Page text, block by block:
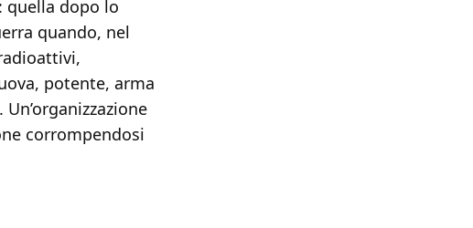
: quella dopo lo
quando, nel
potente, arma
corrompendosi